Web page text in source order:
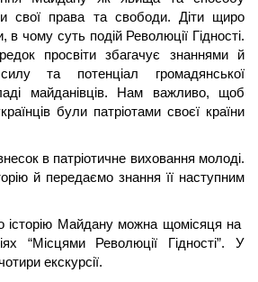
свої права та свободи. Діти щиро
в чому суть подій Революції Гідності.
просвіти збагачує знаннями й
та потенціал громадянської
майданівців. Нам важливо, щоб
були патріотами своєї країни
в патріотичне виховання молоді.
й передаємо знання її наступним
історію Майдану можна щомісяця на
“Місцями Революції Гідності”. У
екскурсії.